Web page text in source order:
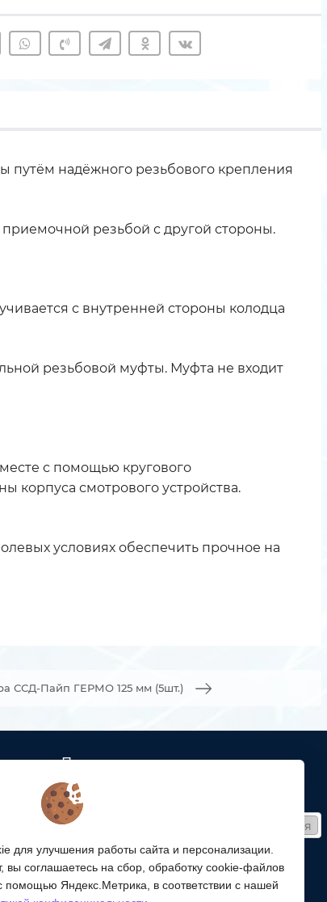
надёжного резьбового крепления
резьбой с другой стороны.
с внутренней стороны колодца
резьбовой муфты. Муфта не входит
с помощью кругового
корпуса смотрового устройства.
условиях обеспечить прочное на
ССД-Пайп ГЕРМО 125 мм (5шт.)
Подписка
Получайте только полезные статьи!
Подписаться
Согласен на обработку персональных данных
Мы в соцсетях:
для улучшения работы сайта и персонализации.
вы соглашаетесь на сбор, обработку cookie-файлов
помощью Яндекс.Метрика, в соответствии с нашей